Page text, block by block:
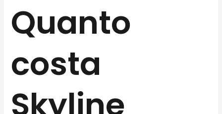
Quanto
costa
Skyline